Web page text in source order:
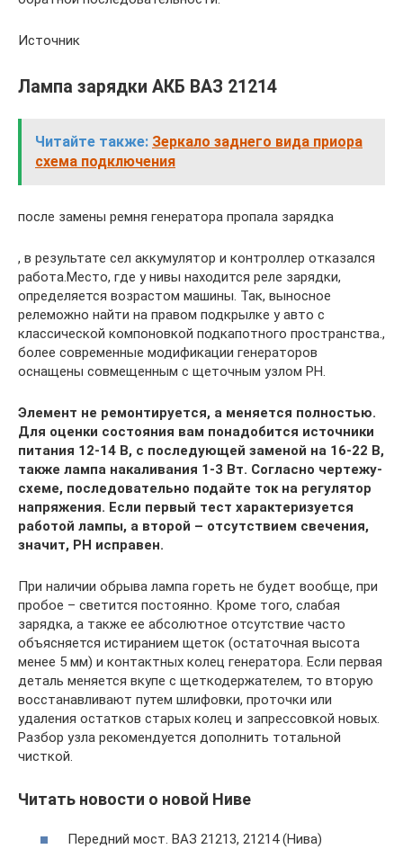
Источник
Лампа зарядки АКБ ВАЗ 21214
Читайте также: Зеркало заднего вида приора
схема подключения
после замены ремня генератора пропала зарядка
, в результате сел аккумулятор и контроллер отказался
работа.Место, где у нивы находится реле зарядки,
определяется возрастом машины. Так, выносное
релеможно найти на правом подкрылке у авто с
классической компоновкой подкапотного пространства.,
более современные модификации генераторов
оснащены совмещенным с щеточным узлом РН.
Элемент не ремонтируется, а меняется полностью.
Для оценки состояния вам понадобится источники
питания 12-14 В, с последующей заменой на 16-22 В,
также лампа накаливания 1-3 Вт. Согласно чертежу-
схеме, последовательно подайте ток на регулятор
напряжения. Если первый тест характеризуется
работой лампы, а второй – отсутствием свечения,
значит, РН исправен.
При наличии обрыва лампа гореть не будет вообще, при
пробое – светится постоянно. Кроме того, слабая
зарядка, а также ее абсолютное отсутствие часто
объясняется истиранием щеток (остаточная высота
менее 5 мм) и контактных колец генератора. Если первая
деталь меняется вкупе с щеткодержателем, то вторую
восстанавливают путем шлифовки, проточки или
удаления остатков старых колец и запрессовкой новых.
Разбор узла рекомендуется дополнить тотальной
чисткой.
Читать новости о новой Ниве
Передний мост. ВАЗ 21213, 21214 (Нива)